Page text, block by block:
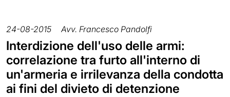
24-08-2015 Avv. Francesco Pandolfi
Interdizione dell'uso delle armi:
correlazione tra furto all'interno di
un'armeria e irrilevanza della condotta
ai fini del divieto di detenzione